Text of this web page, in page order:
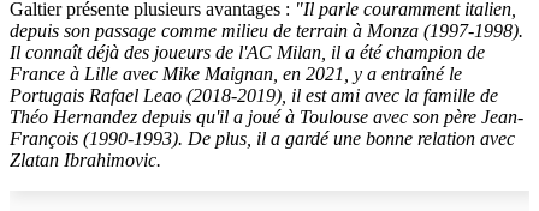
Galtier présente plusieurs avantages : "Il parle couramment italien,
depuis son passage comme milieu de terrain à Monza (1997-1998).
Il connaît déjà des joueurs de l'AC Milan, il a été champion de
France à Lille avec Mike Maignan, en 2021, y a entraîné le
Portugais Rafael Leao (2018-2019), il est ami avec la famille de
Théo Hernandez depuis qu'il a joué à Toulouse avec son père Jean-
François (1990-1993). De plus, il a gardé une bonne relation avec
Zlatan Ibrahimovic.